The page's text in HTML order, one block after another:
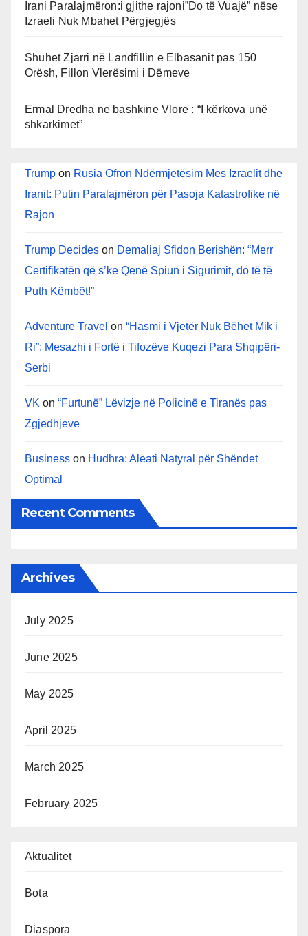
Irani Paralajmëron:i gjithe rajoni”Do të Vuajë” nëse
Izraeli Nuk Mbahet Përgjegjës
Shuhet Zjarri në Landfillin e Elbasanit pas 150
Orësh, Fillon Vlerësimi i Dëmeve
Ermal Dredha ne bashkine Vlore : “I kërkova unë
shkarkimet”
Trump on Rusia Ofron Ndërmjetësim Mes Izraelit dhe
Iranit: Putin Paralajmëron për Pasoja Katastrofike në
Rajon
Trump Decides on Demaliaj Sfidon Berishën: “Merr
Certifikatën që s’ke Qenë Spiun i Sigurimit, do të të
Puth Këmbët!”
Adventure Travel on “Hasmi i Vjetër Nuk Bëhet Mik i
Ri”: Mesazhi i Fortë i Tifozëve Kuqezi Para Shqipëri-
Serbi
VK on “Furtunë” Lëvizje në Policinë e Tiranës pas
Zgjedhjeve
Business on Hudhra: Aleati Natyral për Shëndet
Optimal
Recent Comments
Archives
July 2025
June 2025
May 2025
April 2025
March 2025
February 2025
Aktualitet
Bota
Diaspora